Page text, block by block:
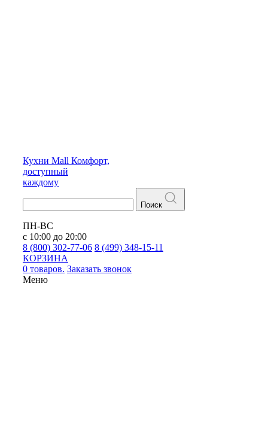
Кухни Mall Комфорт,
доступный
каждому
Поиск
ПН-ВС
с 10:00 до 20:00
8 (800) 302-77-06 8 (499) 348-15-11
КОРЗИНА
0 товаров. Заказать звонок
Меню